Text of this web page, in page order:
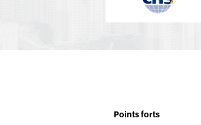
Points forts